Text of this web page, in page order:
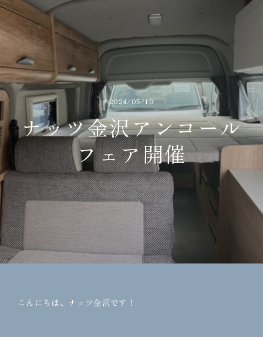
2024/05/10
ナッツ金沢アンコール
フェア開催
こんにちは、ナッツ金沢です！